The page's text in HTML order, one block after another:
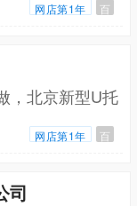
网店第1年 百
，北京新型U托
网店第1年 百
司